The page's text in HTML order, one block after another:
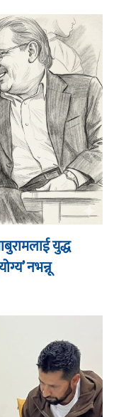
युद्ध
नभन्नू